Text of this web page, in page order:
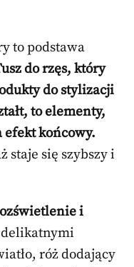
to podstawa
do rzęs, który
do stylizacji
to elementy,
efekt końcowy.
staje się szybszy i
i
delikatnymi
róż dodający